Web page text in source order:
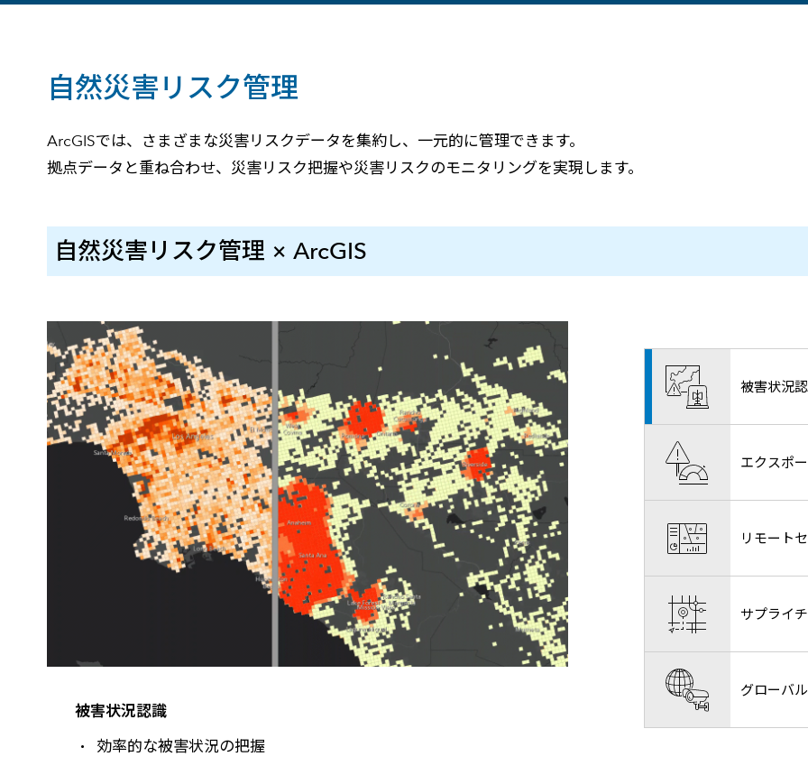
トレーニング サービス
Esri製品サポート サービス
開発者サポート サービス
警察
保険
小中
自然災害リスク管理
ArcGISでは、さまざまな災害リスクデータを集約し、一元的に管理できます。
拠点データと重ね合わせ、災害リスク把握や災害リスクのモニタリングを実現します。
自然災害リスク管理 × ArcGIS
被害状況認識​
効率的な被害状況の把握​
被害状況
エクスポ
リモート
サプライ
グローバ